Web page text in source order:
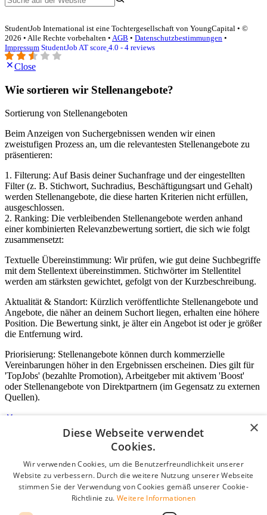
StudentJob International ist eine Tochtergesellschaft von YoungCapital • ©
2026 • Alle Rechte vorbehalten • AGB • Datenschutzbestimmungen •
Impressum StudentJob AT score 4.0 - 4 reviews
Close
Wie sortieren wir Stellenangebote?
Sortierung von Stellenangeboten
Beim Anzeigen von Suchergebnissen wenden wir einen
zweistufigen Prozess an, um die relevantesten Stellenangebote zu
präsentieren:
1. Filterung: Auf Basis deiner Suchanfrage und der eingestellten
Filter (z. B. Stichwort, Suchradius, Beschäftigungsart und Gehalt)
werden Stellenangebote, die diese harten Kriterien nicht erfüllen,
ausgeschlossen.
2. Ranking: Die verbleibenden Stellenangebote werden anhand
einer kombinierten Relevanzbewertung sortiert, die sich wie folgt
zusammensetzt:
Textuelle Übereinstimmung: Wir prüfen, wie gut deine Suchbegriffe
mit dem Stellentext übereinstimmen. Stichwörter im Stellentitel
werden am stärksten gewichtet, gefolgt von der Kurzbeschreibung.
Aktualität & Standort: Kürzlich veröffentlichte Stellenangebote und
Angebote, die näher an deinem Suchort liegen, erhalten eine höhere
Position. Die Bewertung sinkt, je älter ein Angebot ist oder je größer
die Entfernung wird.
Priorisierung: Stellenangebote können durch kommerzielle
Vereinbarungen höher in den Ergebnissen erscheinen. Dies gilt für
'TopJobs' (bezahlte Promotion), Arbeitgeber mit aktivem 'Boost'
oder Stellenangebote von Direktpartnern (im Gegensatz zu externen
Quellen).
Login für Unternehmen
E-Mail*
Passwort
Angemeldet bleiben
×
Diese Webseite verwendet
Cookies.
Wir verwenden Cookies, um die Benutzerfreundlichkeit unserer
Website zu verbessern. Durch die weitere Nutzung unserer Webseite
stimmen Sie der Verwendung von Cookies gemäß unserer Cookie-
Richtlinie zu. Weitere Informationen